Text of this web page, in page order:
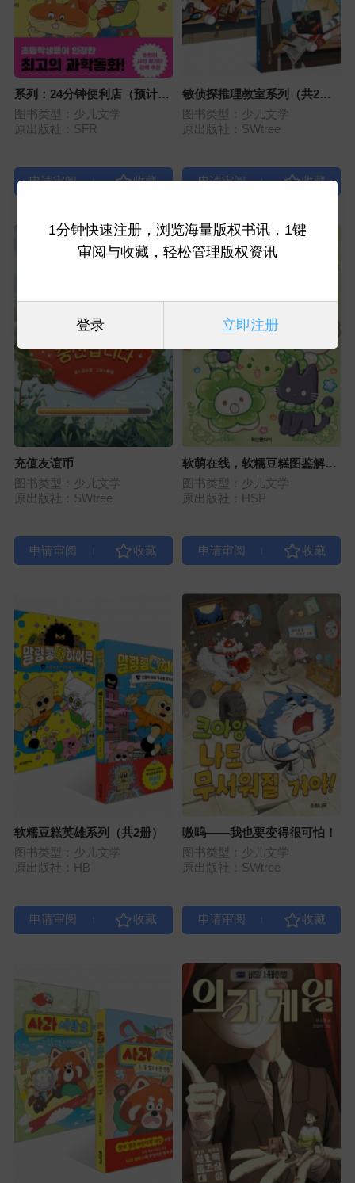
系列：24分钟便利店（预计6
册）
图书类型：少儿文学
原出版社：SFR
|
敏侦探推理教室系列（共2
册）
图书类型：少儿文学
原出版社：SWtree
|
充值友谊币
图书类型：少儿文学
原出版社：SWtree
软萌在线，软糯豆糕图鉴解答
书
图书类型：少儿文学
原出版社：HSP
软糯豆糕英雄系列（共2册）
图书类型：少儿文学
原出版社：HB
嗷呜——我也要变得很可怕！
图书类型：少儿文学
原出版社：SWtree
1分钟快速注册，浏览海量版权书讯，1键
审阅与收藏，轻松管理版权资讯
登录 立即注册